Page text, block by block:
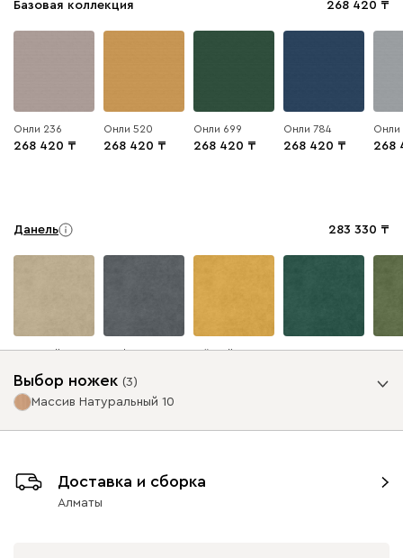
Базовая коллекция 268 420
Онли 236
268 420
Онли 520
268 420
Онли 699
268 420
Онли 784
268 420
Онли
268
Данель 283 330
Бежевый Графит Жёлтый Изумруд
Выбор ножек (3)
Массив Натуральный 10
Доставка и сборка
Алматы